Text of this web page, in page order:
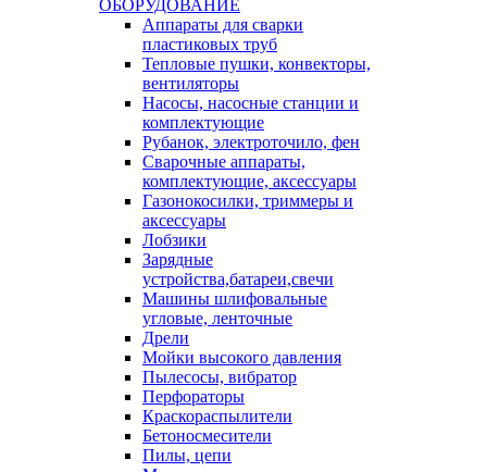
ОБОРУДОВАНИЕ
Аппараты для сварки
пластиковых труб
Тепловые пушки, конвекторы,
вентиляторы
Насосы, насосные станции и
комплектующие
Рубанок, электроточило, фен
Сварочные аппараты,
комплектующие, аксессуары
Газонокосилки, триммеры и
аксессуары
Лобзики
Зарядные
устройства,батареи,свечи
Машины шлифовальные
угловые, ленточные
Дрели
Мойки высокого давления
Пылесосы, вибратор
Перфораторы
Краскораспылители
Бетоносмесители
Пилы, цепи